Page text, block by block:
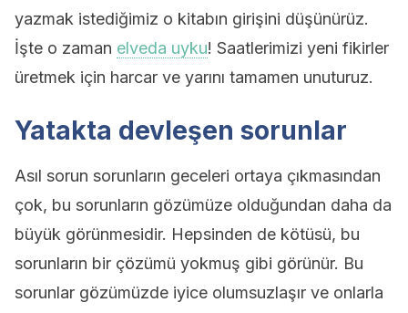
yazmak istediğimiz o kitabın girişini düşünürüz.
İşte o zaman elveda uyku! Saatlerimizi yeni fikirler
üretmek için harcar ve yarını tamamen unuturuz.
Yatakta devleşen sorunlar
Asıl sorun sorunların geceleri ortaya çıkmasından
çok, bu sorunların gözümüze olduğundan daha da
büyük görünmesidir. Hepsinden de kötüsü, bu
sorunların bir çözümü yokmuş gibi görünür. Bu
sorunlar gözümüzde iyice olumsuzlaşır ve onlarla